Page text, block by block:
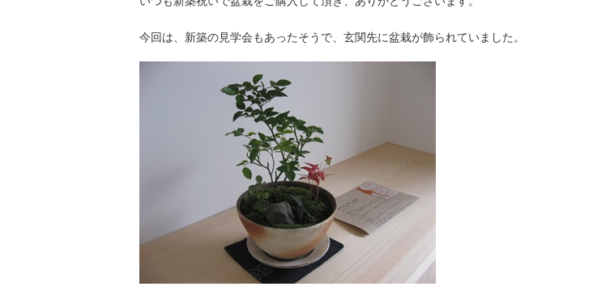
今回は、新築の見学会もあったそうで、玄関先に盆栽が飾られていました。